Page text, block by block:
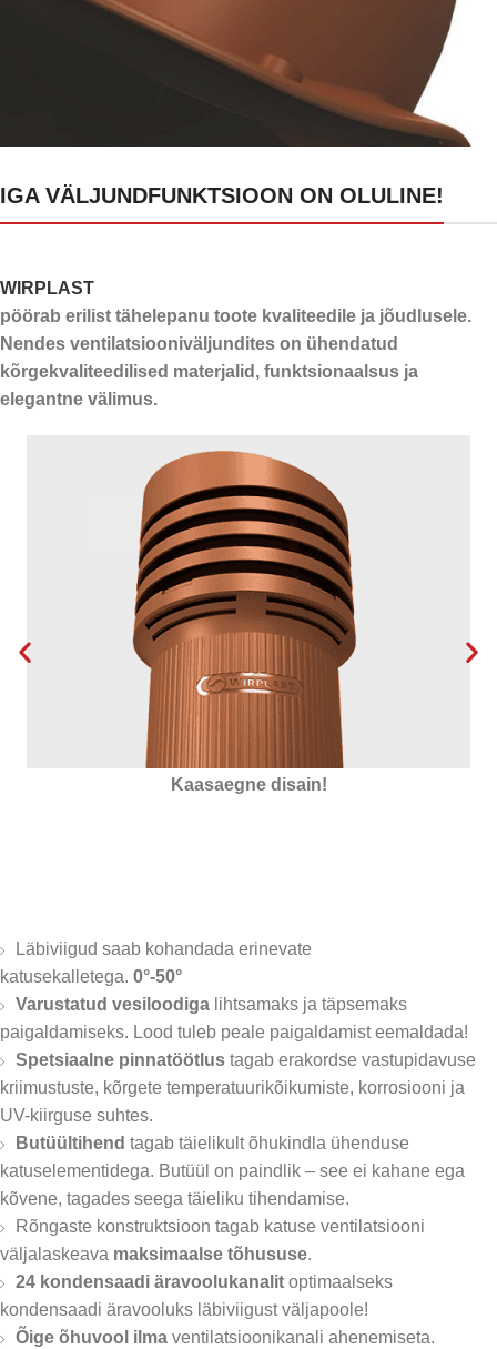
24 kanalit kondensaadi
ärajuhtimiseks
IGA VÄLJUNDFUNKTSIOON ON OLULINE!
WIRPLAST
pöörab erilist tähelepanu toote kvaliteedile ja jõudlusele.
Nendes ventilatsiooniväljundites on ühendatud
kõrgekvaliteedilised materjalid, funktsionaalsus ja
elegantne välimus.
Isoleeritud vahtpolüstürooliga
Läbiviigud saab kohandada erinevate
katusekalletega. 0°-50°
Varustatud vesiloodiga lihtsamaks ja täpsemaks
paigaldamiseks. Lood tuleb peale paigaldamist eemaldada!
Spetsiaalne pinnatöötlus tagab erakordse vastupidavuse
kriimustuste, kõrgete temperatuurikõikumiste, korrosiooni ja
UV-kiirguse suhtes.
Butüültihend tagab täielikult õhukindla ühenduse
katuselementidega. Butüül on paindlik – see ei kahane ega
kõvene, tagades seega täieliku tihendamise.
Rõngaste konstruktsioon tagab katuse ventilatsiooni
väljalaskeava maksimaalse tõhususe.
24 kondensaadi äravoolukanalit optimaalseks
kondensaadi äravooluks läbiviigust väljapoole!
Õige õhuvool ilma ventilatsioonikanali ahenemiseta.